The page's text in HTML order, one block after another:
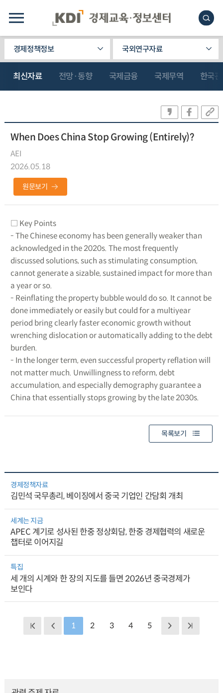
경제정책정보 국외연구자료
최신자료 전망·동향 국제금융 국제무역 한국
When Does China Stop Growing (Entirely)?
AEI
2026.05.18
원문보기
□ Key Points
- The Chinese economy has been generally weaker than
acknowledged in the 2020s. The most frequently
discussed solutions, such as stimulating consumption,
cannot generate a sizable, sustained impact for more than
a year or so.
- Reinflating the property bubble would do so. It cannot be
done immediately or easily but could for a multiyear
period bring clearly faster economic growth without
wrenching dislocation or automatically adding to the debt
burden.
- In the longer term, even successful property reflation will
not matter much. Unwillingness to reform, debt
accumulation, and especially demography guarantee a
China that essentially stops growing by the late 2030s.
목록보기
경제정책자료
김민석 국무총리, 베이징에서 중국 기업인 간담회 개최
세계는 지금
APEC 계기로 성사된 한중 정상회담, 한중 경제협력의 새로운
챕터로 이어지길
특집
세 개의 시계와 한 장의 지도를 들면 2026년 중국경제가
보인다
1 2 3 4 5